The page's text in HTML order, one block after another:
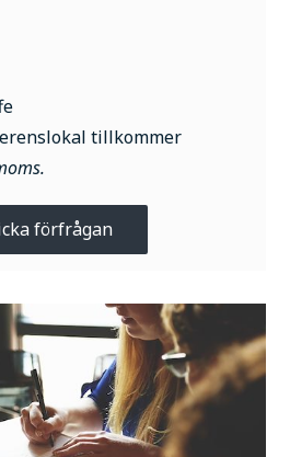
tillkommer
förfrågan